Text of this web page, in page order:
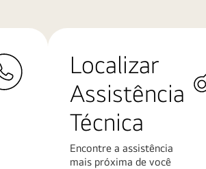
Localizar
Assistência
Técnica
Encontre a assistência
mais próxima de você